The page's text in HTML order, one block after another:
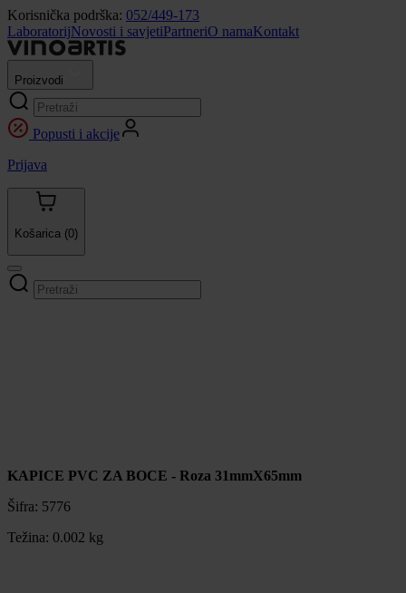
Korisnička podrška: 052/449-173
LaboratorijNovosti i savjetiPartneriO namaKontakt
Proizvodi
Popusti i akcije
Prijava
Košarica (0)
KAPICE PVC ZA BOCE - Roza 31mmX65mm
Šifra: 5776
Težina: 0.002 kg